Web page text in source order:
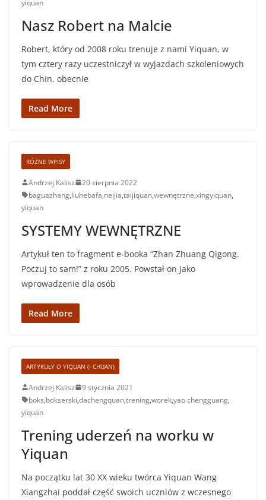
yiquan
Nasz Robert na Malcie
Robert, który od 2008 roku trenuje z nami Yiquan, w
tym cztery razy uczestniczył w wyjazdach szkoleniowych
do Chin, obecnie
Read More
RÓŻNE WPISY
Andrzej Kalisz
20 sierpnia 2022
baguazhang,liuhebafa,neijia,taijiquan,wewnętrzne,xingyiquan,
yiquan
SYSTEMY WEWNĘTRZNE
Artykuł ten to fragment e-booka “Zhan Zhuang Qigong.
Poczuj to sam!” z roku 2005. Powstał on jako
wprowadzenie dla osób
Read More
ARTYKUŁY O YIQUAN (I CHUAN)
Andrzej Kalisz
9 stycznia 2021
boks,bokserski,dachengquan,trening,worek,yao chengguang,
yiquan
Trening uderzeń na worku w
Yiquan
Na początku lat 30 XX wieku twórca Yiquan Wang
Xiangzhai poddał część swoich uczniów z wczesnego